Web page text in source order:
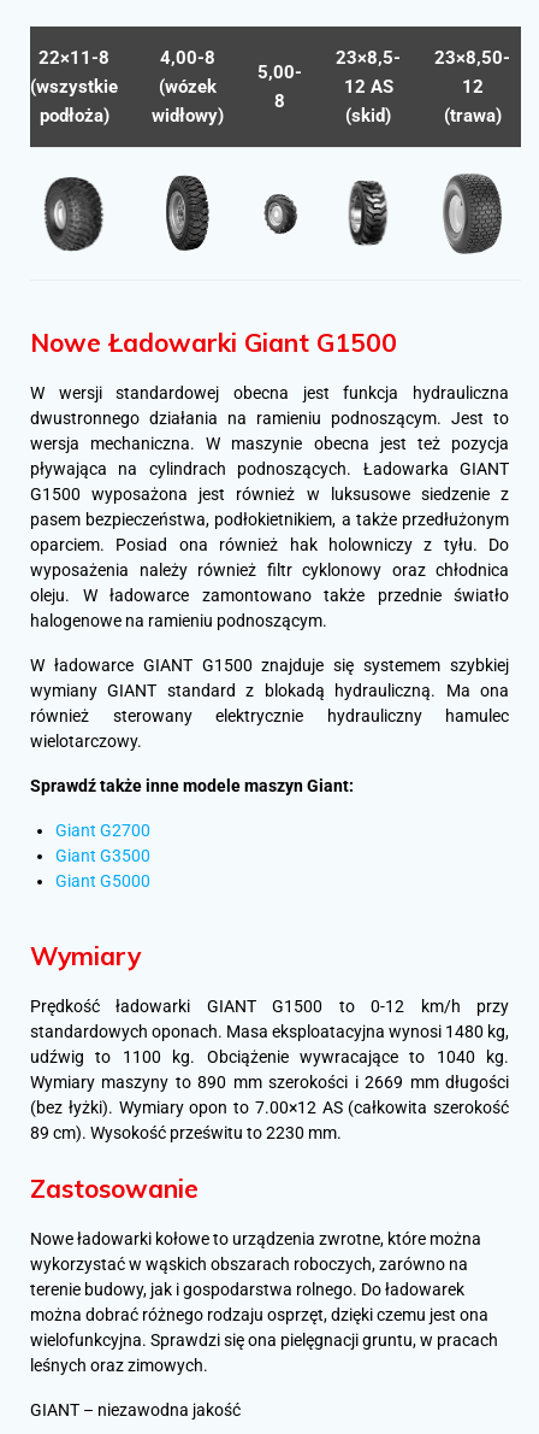
22×11-8
(wszystkie
podłoża)
4,00-8
(wózek
widłowy)
5,00-
8
23×8,5-
12 AS
(skid)
23×8,50-
12
(trawa)
Nowe Ładowarki Giant G1500
W wersji standardowej obecna jest funkcja hydrauliczna
dwustronnego działania na ramieniu podnoszącym. Jest to
wersja mechaniczna. W maszynie obecna jest też pozycja
pływająca na cylindrach podnoszących. Ładowarka GIANT
G1500 wyposażona jest również w luksusowe siedzenie z
pasem bezpieczeństwa, podłokietnikiem, a także przedłużonym
oparciem. Posiad ona również hak holowniczy z tyłu. Do
wyposażenia należy również filtr cyklonowy oraz chłodnica
oleju. W ładowarce zamontowano także przednie światło
halogenowe na ramieniu podnoszącym.
W ładowarce GIANT G1500 znajduje się systemem szybkiej
wymiany GIANT standard z blokadą hydrauliczną. Ma ona
również sterowany elektrycznie hydrauliczny hamulec
wielotarczowy.
Sprawdź także inne modele maszyn Giant:
Giant G2700
Giant G3500
Giant G5000
Wymiary
Prędkość ładowarki GIANT G1500 to 0-12 km/h przy
standardowych oponach. Masa eksploatacyjna wynosi 1480 kg,
udźwig to 1100 kg. Obciążenie wywracające to 1040 kg.
Wymiary maszyny to 890 mm szerokości i 2669 mm długości
(bez łyżki). Wymiary opon to 7.00×12 AS (całkowita szerokość
89 cm). Wysokość prześwitu to 2230 mm.
Zastosowanie
Nowe ładowarki kołowe to urządzenia zwrotne, które można
wykorzystać w wąskich obszarach roboczych, zarówno na
terenie budowy, jak i gospodarstwa rolnego. Do ładowarek
można dobrać różnego rodzaju osprzęt, dzięki czemu jest ona
wielofunkcyjna. Sprawdzi się ona pielęgnacji gruntu, w pracach
leśnych oraz zimowych.
GIANT – niezawodna jakość